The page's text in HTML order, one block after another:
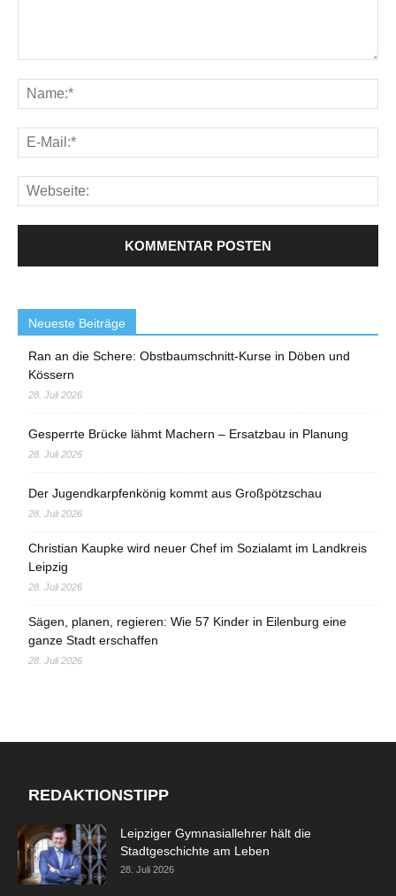
Neueste Beiträge
Ran an die Schere: Obstbaumschnitt-Kurse in Döben und
Kössern
28. Juli 2026
Gesperrte Brücke lähmt Machern – Ersatzbau in Planung
28. Juli 2026
Der Jugendkarpfenkönig kommt aus Großpötzschau
28. Juli 2026
Christian Kaupke wird neuer Chef im Sozialamt im Landkreis
Leipzig
28. Juli 2026
Sägen, planen, regieren: Wie 57 Kinder in Eilenburg eine
ganze Stadt erschaffen
28. Juli 2026
REDAKTIONSTIPP
Leipziger Gymnasiallehrer hält die
Stadtgeschichte am Leben
28. Juli 2026